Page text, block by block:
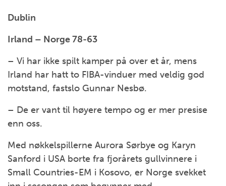
Dublin
Irland – Norge 78-63
– Vi har ikke spilt kamper på over et år, mens
Irland har hatt to FIBA-vinduer med veldig god
motstand, fastslo Gunnar Nesbø.
– De er vant til høyere tempo og er mer presise
enn oss.
Med nøkkelspillerne Aurora Sørbye og Karyn
Sanford i USA borte fra fjorårets gullvinnere i
Small Countries-EM i Kosovo, er Norge svekket